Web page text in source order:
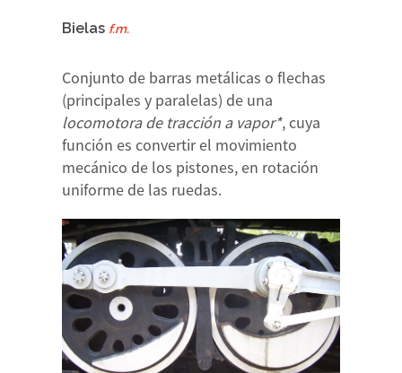
Bielas f.m.
Conjunto de barras metálicas o flechas
(principales y paralelas) de una
locomotora de tracción a vapor*, cuya
función es convertir el movimiento
mecánico de los pistones, en rotación
uniforme de las ruedas.